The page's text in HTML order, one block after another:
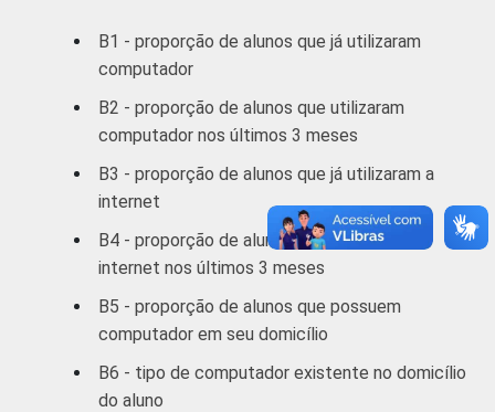
do Ensino
8ª série / 9º
ano
do Ensino
Fundamental
2º ano do
Médio
Base: 5 714 alunos do 5º ano que utilizaram
a Internet alguma vez na vida e alunos do 9º
B1 - proporção de alunos que já utilizaram
computador
B2 - proporção de alunos que utilizaram
computador nos últimos 3 meses
B3 - proporção de alunos que já utilizaram a
internet
B4 - proporção de alunos que utilizaram a
internet nos últimos 3 meses
B5 - proporção de alunos que possuem
computador em seu domicílio
B6 - tipo de computador existente no domicílio
do aluno